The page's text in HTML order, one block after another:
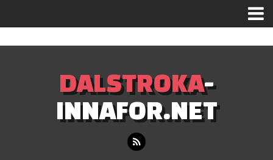
DALSTROKA-
INNAFOR.NET